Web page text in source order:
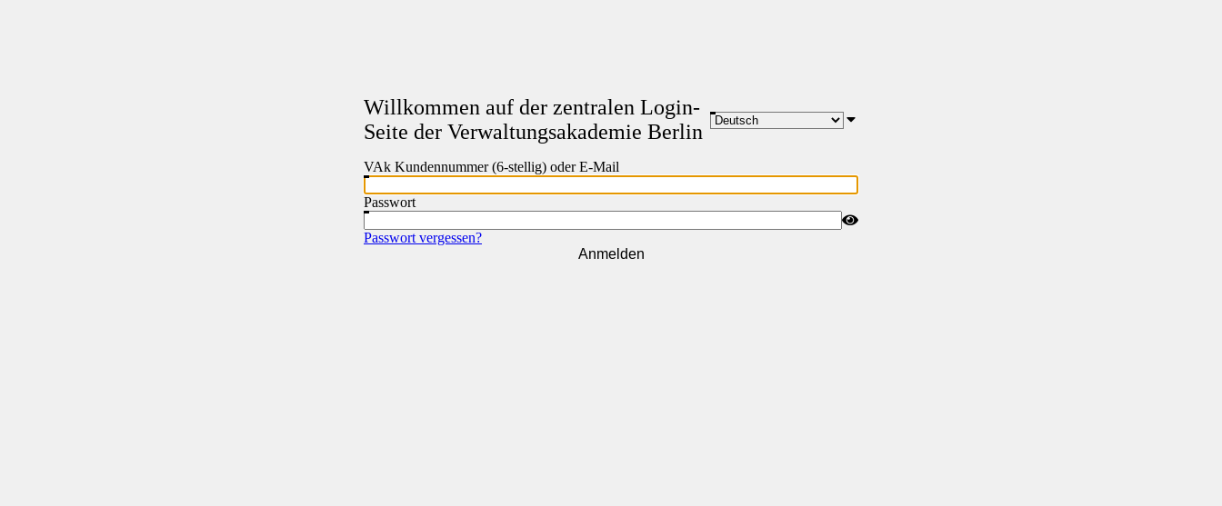
Willkommen auf der zentralen Login-
Seite der Verwaltungsakademie Berlin
VAk Kundennummer (6-stellig) oder E-Mail
Passwort
Passwort vergessen?
Anmelden